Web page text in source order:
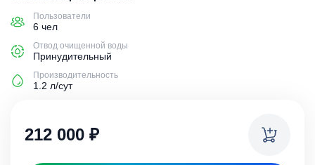
Пользователи
6 чел
Отвод очищенной воды
Принудительный
Производительность
1.2 л/сут
212 000 ₽